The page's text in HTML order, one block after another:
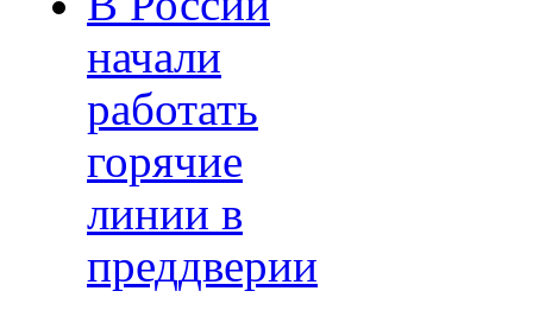
начали
работать
горячие
линии в
преддверии